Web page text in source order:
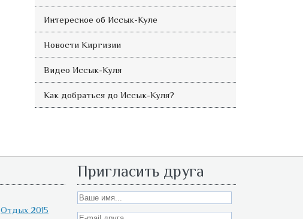
Интересное об Иссык-Куле
Новости Киргизии
Видео Иссык-Куля
Как добраться до Иссык-Куля?
Отдых 2015
Пригласить друга